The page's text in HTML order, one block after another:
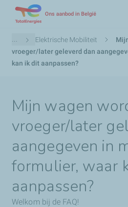
naar
de
Ons aanbod in België
Kruimelpad
... Elektrische Mobiliteit
vroeger/later geleverd dan
kan ik dit aanpassen?
Mijn wagen
vroeger/later
aangegeven in
formulier, waar
aanpassen?
Welkom bij de FAQ!